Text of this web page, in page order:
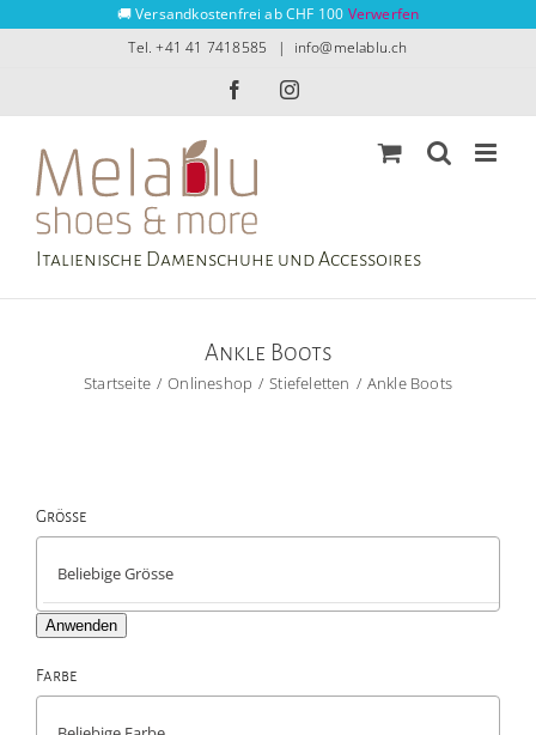
🚚 Versandkostenfrei ab CHF 100 Verwerfen
Tel. +41 41 7418585 | info@melablu.ch
FacebookInstagram
Italienische Damenschuhe und Accessoires
Ankle Boots
Startseite Onlineshop Stiefeletten Ankle Boots
Grösse
Anwenden
Farbe